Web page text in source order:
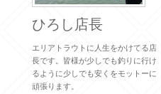
ひろし店長
エリアトラウトに人生をかけてる店
長です。皆様が少しでも釣りに行け
るように少しでも安くをモットーに
頑張ります。